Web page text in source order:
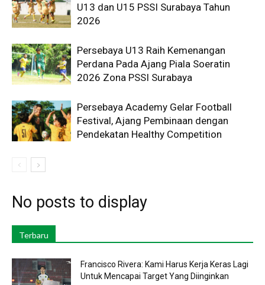
U13 dan U15 PSSI Surabaya Tahun
2026
Persebaya U13 Raih Kemenangan
Perdana Pada Ajang Piala Soeratin
2026 Zona PSSI Surabaya
Persebaya Academy Gelar Football
Festival, Ajang Pembinaan dengan
Pendekatan Healthy Competition
No posts to display
Terbaru
Francisco Rivera: Kami Harus Kerja Keras Lagi
Untuk Mencapai Target Yang Diinginkan